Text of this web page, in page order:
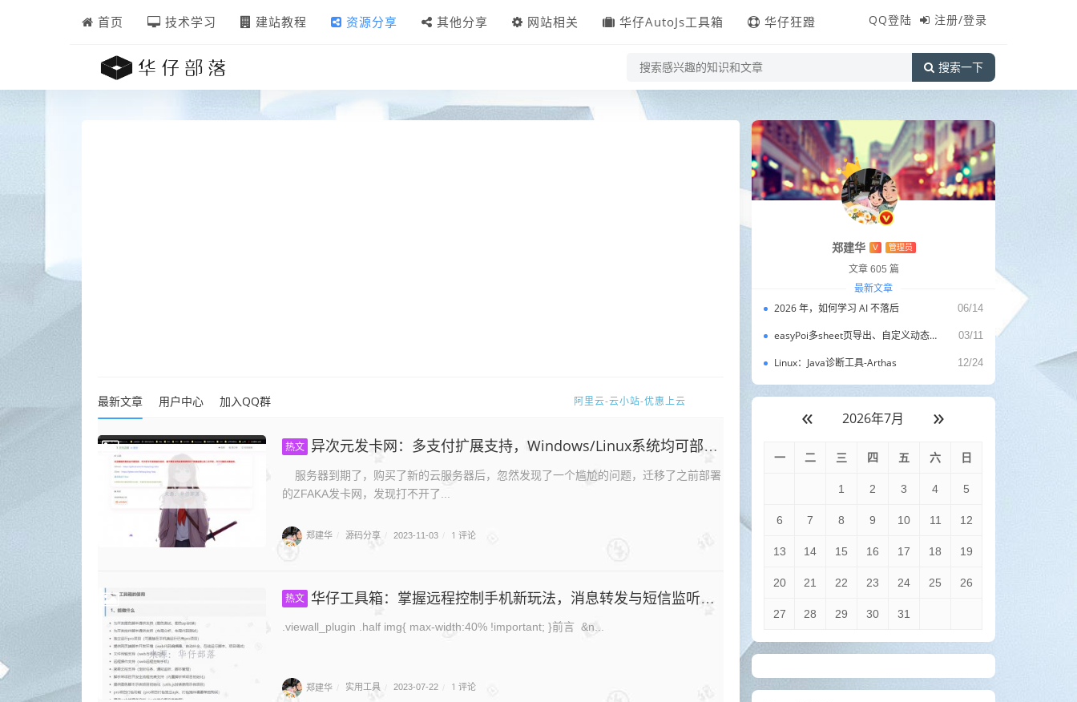
首页 技术学习 建站教程 资源分享 其他分享 网站相关 华仔AutoJs工具箱 华仔狂蹬 QQ登陆 注册/登录
搜索一下
最新文章 用户中心 加入QQ群 阿里云-云小站-优惠上云
热文 异次元发卡网：多支付扩展支持，Windows/Linux系统均可部署，尽享二次元风格的无限可能！
服务器到期了，购买了新的云服务器后，忽然发现了一个尴尬的问题，迁移了之前部署
的ZFAKA发卡网，发现打不开了...
郑建华 源码分享 2023-11-03 1 评论
热文 华仔工具箱：掌握远程控制手机新玩法，消息转发与短信监听一键搞定！
.viewall_plugin .half img{ max-width:40% !important; }前言 &n...
郑建华 实用工具 2023-07-22 1 评论
郑建华 V 管理员
文章 605 篇
最新文章
2026 年，如何学习 AI 不落后 06/14
easyPoi多sheet页导出、自定义动态列(ExcelExportEntity) 03/11
Linux：Java诊断工具-Arthas 12/24
« 2026年7月 »
一 二 三 四 五 六 日
1 2 3 4 5
6 7 8 9 10 11 12
13 14 15 16 17 18 19
20 21 22 23 24 25 26
27 28 29 30 31